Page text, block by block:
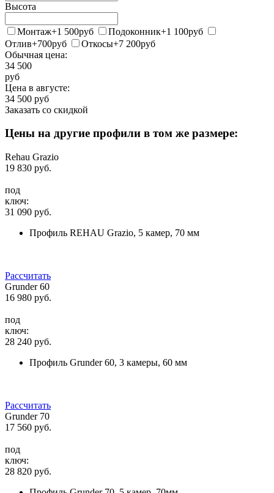
Высота
Монтаж+1 500руб Подоконник+1 100руб
Отлив+700руб Откосы+7 200руб
Обычная цена:
34 500
руб
Цена в августе:
34 500 руб
Заказать со скидкой
Цены на другие профили в том же размере:
Rehau Grazio
19 830 руб.
под
ключ:
31 090 руб.
Профиль REHAU Grazio, 5 камер, 70 мм
Рассчитать
Grunder 60
16 980 руб.
под
ключ:
28 240 руб.
Профиль Grunder 60, 3 камеры, 60 мм
Рассчитать
Grunder 70
17 560 руб.
под
ключ:
28 820 руб.